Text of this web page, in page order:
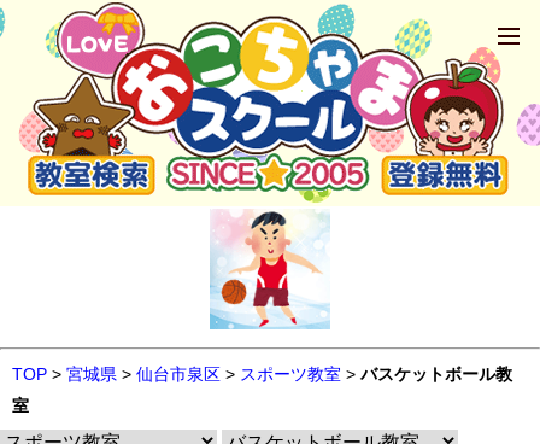
TOP > 宮城県 > 仙台市泉区 > スポーツ教室 > バスケットボール教
室